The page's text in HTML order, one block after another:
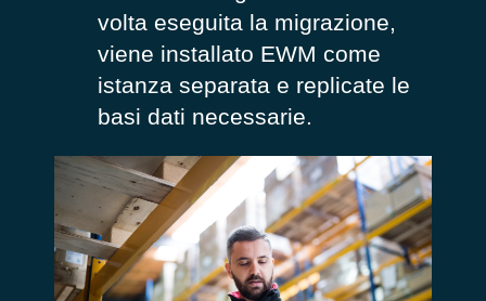
volta eseguita la migrazione,
viene installato EWM come
istanza separata e replicate le
basi dati necessarie.